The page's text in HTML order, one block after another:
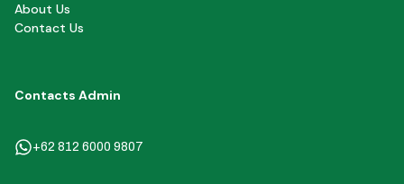
About Us
Contact Us
Contacts Admin
+62 812 6000 9807